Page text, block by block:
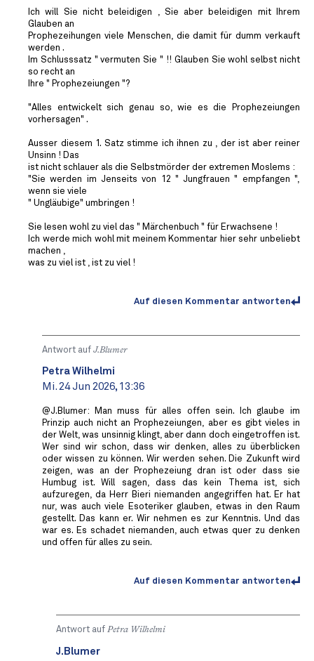
Ich will Sie nicht beleidigen , Sie aber beleidigen mit Ihrem
Glauben an
Prophezeihungen viele Menschen, die damit für dumm verkauft
werden .
Im Schlusssatz " vermuten Sie " !! Glauben Sie wohl selbst nicht
so recht an
Ihre " Prophezeiungen "?
"Alles entwickelt sich genau so, wie es die Prophezeiungen
vorhersagen" .
Ausser diesem 1. Satz stimme ich ihnen zu , der ist aber reiner
Unsinn ! Das
ist nicht schlauer als die Selbstmörder der extremen Moslems :
"Sie werden im Jenseits von 12 " Jungfrauen " empfangen ",
wenn sie viele
" Ungläubige" umbringen !
Sie lesen wohl zu viel das " Märchenbuch " für Erwachsene !
Ich werde mich wohl mit meinem Kommentar hier sehr unbeliebt
machen ,
was zu viel ist , ist zu viel !
Auf diesen Kommentar antworten
Antwort auf J.Blumer
Petra Wilhelmi
Mi. 24 Jun 2026, 13:36
@J.Blumer: Man muss für alles offen sein. Ich glaube im
Prinzip auch nicht an Prophezeiungen, aber es gibt vieles in
der Welt, was unsinnig klingt, aber dann doch eingetroffen ist.
Wer sind wir schon, dass wir denken, alles zu überblicken
oder wissen zu können. Wir werden sehen. Die Zukunft wird
zeigen, was an der Prophezeiung dran ist oder dass sie
Humbug ist. Will sagen, dass das kein Thema ist, sich
aufzuregen, da Herr Bieri niemanden angegriffen hat. Er hat
nur, was auch viele Esoteriker glauben, etwas in den Raum
gestellt. Das kann er. Wir nehmen es zur Kenntnis. Und das
war es. Es schadet niemanden, auch etwas quer zu denken
und offen für alles zu sein.
Auf diesen Kommentar antworten
Antwort auf Petra Wilhelmi
J.Blumer